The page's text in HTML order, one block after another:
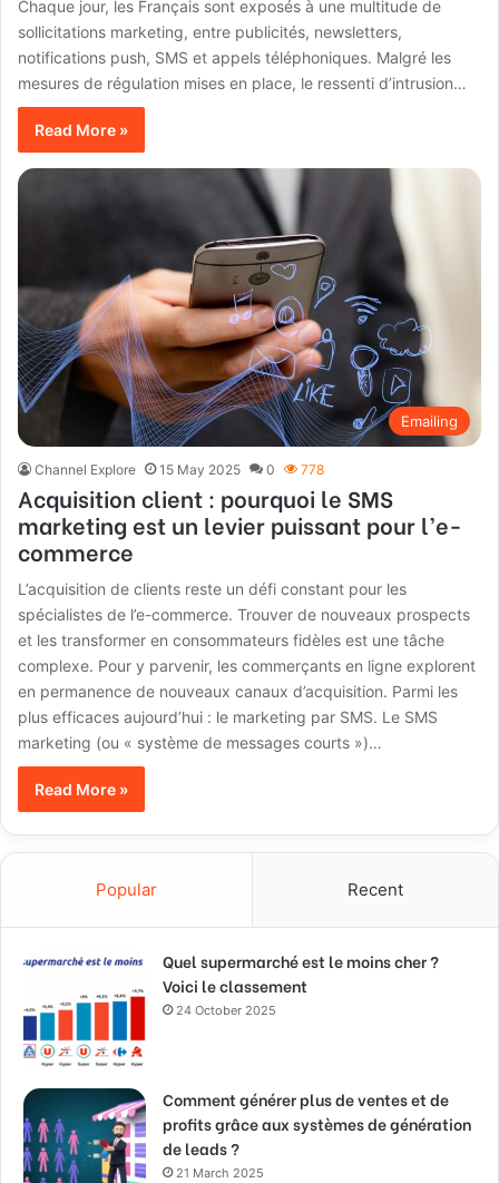
Chaque jour, les Français sont exposés à une multitude de
sollicitations marketing, entre publicités, newsletters,
notifications push, SMS et appels téléphoniques. Malgré les
mesures de régulation mises en place, le ressenti d’intrusion…
Read More »
Emailing
Channel Explore 15 May 2025 0 778
Acquisition client : pourquoi le SMS
marketing est un levier puissant pour l’e-
commerce
L’acquisition de clients reste un défi constant pour les
spécialistes de l’e-commerce. Trouver de nouveaux prospects
et les transformer en consommateurs fidèles est une tâche
complexe. Pour y parvenir, les commerçants en ligne explorent
en permanence de nouveaux canaux d’acquisition. Parmi les
plus efficaces aujourd’hui : le marketing par SMS. Le SMS
marketing (ou « système de messages courts »)…
Read More »
Popular Recent
Quel supermarché est le moins cher ?
Voici le classement
24 October 2025
Comment générer plus de ventes et de
profits grâce aux systèmes de génération
de leads ?
21 March 2025